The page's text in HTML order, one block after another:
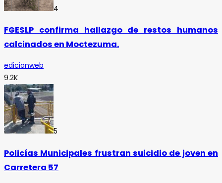
4
FGESLP confirma hallazgo de restos humanos
calcinados en Moctezuma.
edicionweb
9.2K
5
Policías Municipales frustran suicidio de joven en
Carretera 57